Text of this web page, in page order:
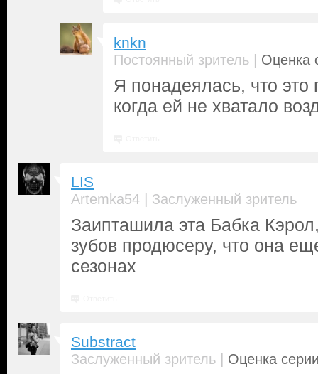
knkn
Постоянный зритель | Оценка
Я понадеялась, что это
когда ей не хватало
LIS
Artemka54 | Заслуженный зритель
Заипташила эта Бабка
зубов продюсеру, что она
сезонах
Substract
Заслуженный зритель | Оценка